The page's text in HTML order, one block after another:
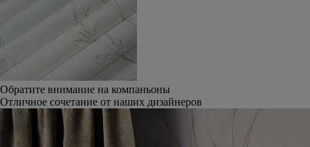
Обратите внимание на компаньоны
Отличное сочетание от наших дизайнеров